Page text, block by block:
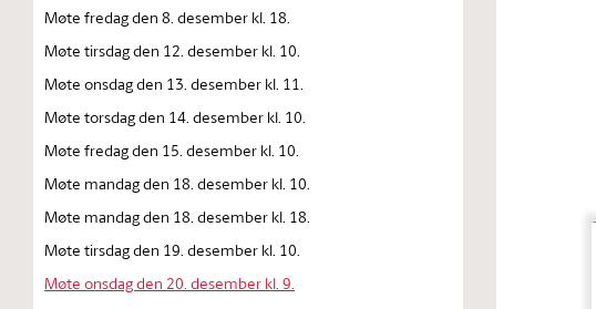
Møte fredag den 8. desember kl. 18.
Møte tirsdag den 12. desember kl. 10.
Møte onsdag den 13. desember kl. 11.
Møte torsdag den 14. desember kl. 10.
Møte fredag den 15. desember kl. 10.
Møte mandag den 18. desember kl. 10.
Møte mandag den 18. desember kl. 18.
Møte tirsdag den 19. desember kl. 10.
Møte onsdag den 20. desember kl. 9.